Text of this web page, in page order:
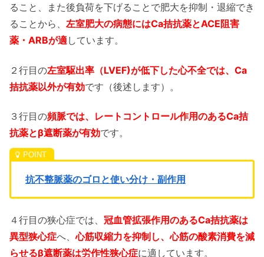
ること、また後負荷を下げることで肥大を抑制・退縮でき
ることから、 左室肥大の病態にはCa拮抗薬とACE阻害
薬・ARBが適しています。
２行目の左室駆出率（LVEF)が低下した心不全では、Ca
拮抗薬以外が有効です（後述します）。
３行目の頻脈では、レートコントロール作用のあるCa拮
抗薬とβ遮断薬が有効です。
抗不整脈薬のゴロと使い分け・副作用
４行目の狭心症では、 冠血管拡張作用のあるCa拮抗薬は
異型狭心症へ、心筋収縮力を抑制し、心筋の酸素消費を減
らせるβ遮断薬は労作性狭心症に適しています。